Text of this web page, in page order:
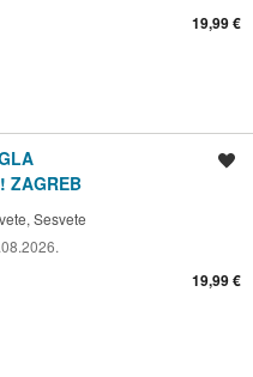
19,99 €
ZAGREB
Sesvete
19,99 €